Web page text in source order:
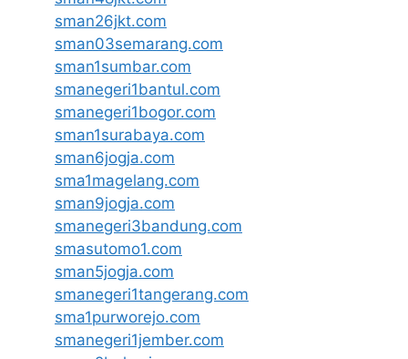
sman26jkt.com
sman03semarang.com
sman1sumbar.com
smanegeri1bantul.com
smanegeri1bogor.com
sman1surabaya.com
sman6jogja.com
sma1magelang.com
sman9jogja.com
smanegeri3bandung.com
smasutomo1.com
sman5jogja.com
smanegeri1tangerang.com
sma1purworejo.com
smanegeri1jember.com